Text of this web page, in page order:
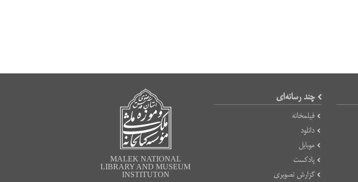
چند رسانه‌ای
فیلمخانه
دانلود
موبایل
پادکست
گزارش تصویری
MALEK NATIONAL
LIBRARY AND MUSEUM
INSTITUTON